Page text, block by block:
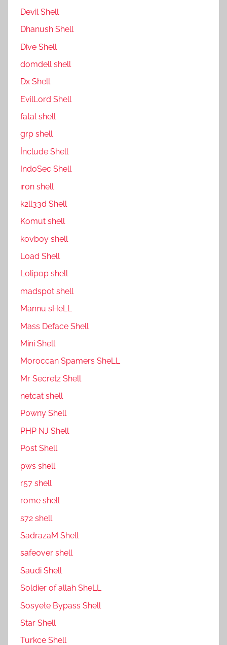
Devil Shell
Dhanush Shell
Dive Shell
domdell shell
Dx Shell
EvilLord Shell
fatal shell
grp shell
İnclude Shell
IndoSec Shell
ıron shell
k2ll33d Shell
Komut shell
kovboy shell
Load Shell
Lolipop shell
madspot shell
Mannu sHeLL
Mass Deface Shell
Mini Shell
Moroccan Spamers SheLL
Mr Secretz Shell
netcat shell
P0wny Shell
PHP NJ Shell
Post Shell
pws shell
r57 shell
rome shell
s72 shell
SadrazaM Shell
safe0ver shell
Saudi Shell
Soldier of allah SheLL
Sosyete Bypass Shell
Star Shell
Turkce Shell